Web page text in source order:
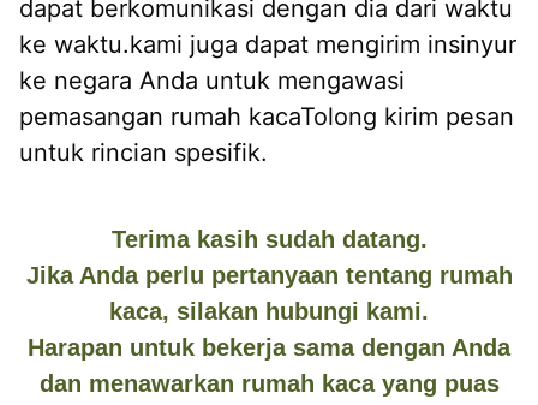
dapat berkomunikasi dengan dia dari waktu
ke waktu.kami juga dapat mengirim insinyur
ke negara Anda untuk mengawasi
pemasangan rumah kacaTolong kirim pesan
untuk rincian spesifik.
Terima kasih sudah datang.
Jika Anda perlu pertanyaan tentang rumah
kaca, silakan hubungi kami.
Harapan untuk bekerja sama dengan Anda
dan menawarkan rumah kaca yang puas